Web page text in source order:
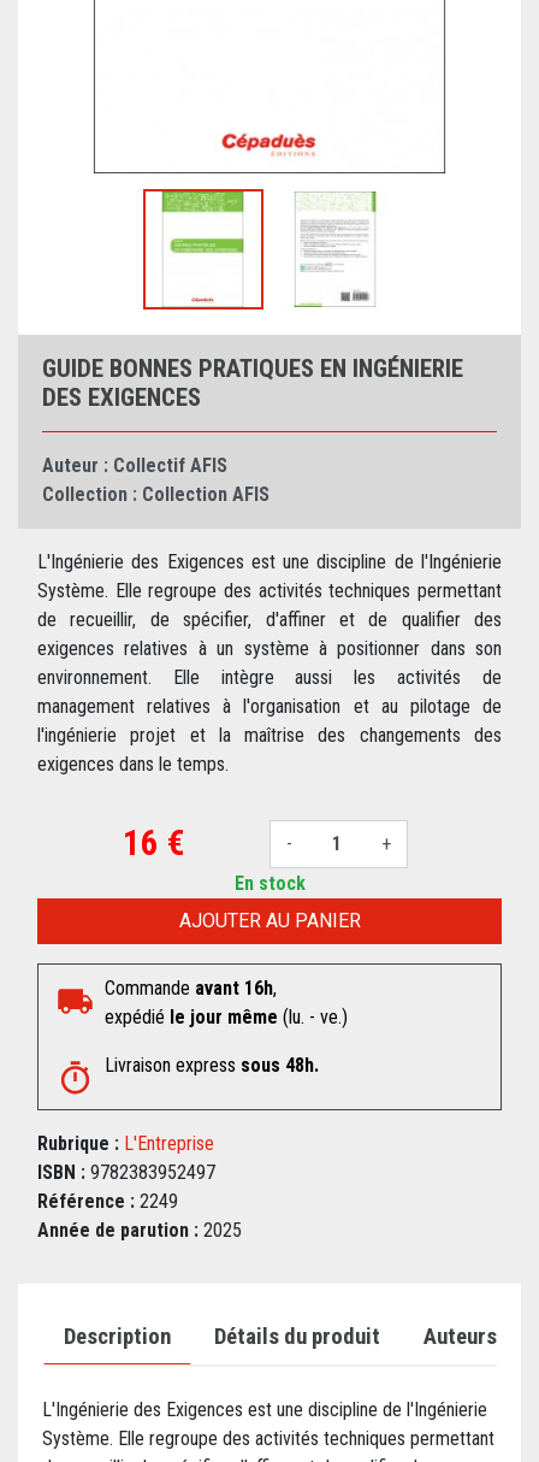
GUIDE BONNES PRATIQUES EN INGÉNIERIE
DES EXIGENCES
Auteur : Collectif AFIS
Collection : Collection AFIS
L'Ingénierie des Exigences est une discipline de l'Ingénierie
Système. Elle regroupe des activités techniques permettant
de recueillir, de spécifier, d'affiner et de qualifier des
exigences relatives à un système à positionner dans son
environnement. Elle intègre aussi les activités de
management relatives à l'organisation et au pilotage de
l'ingénierie projet et la maîtrise des changements des
exigences dans le temps.
16 € - +
AJOUTER AU PANIER
En stock
Commande avant 16h,
expédié le jour même (lu. - ve.)
Livraison express sous 48h.
Rubrique : L'Entreprise
ISBN : 9782383952497
Référence : 2249
Année de parution : 2025
Description Détails du produit Auteurs
L'Ingénierie des Exigences est une discipline de l'Ingénierie
Système. Elle regroupe des activités techniques permettant